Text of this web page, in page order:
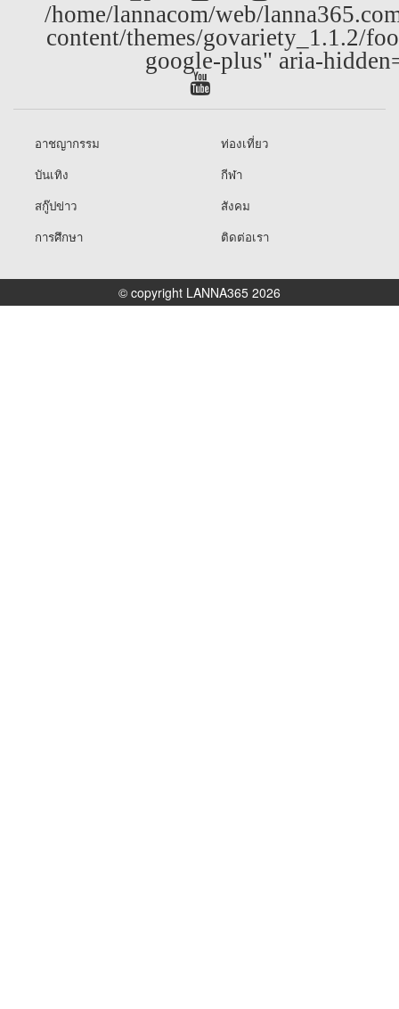
/home/lannacom/web/
content/themes/govariety_1.1.2/
google-plus" aria-
อาชญากรรม
ท่องเที่ยว
บันเทิง
กีฬา
สกู๊ปข่าว
สังคม
การศึกษา
ติดต่อเรา
© copyright LANNA365 2026